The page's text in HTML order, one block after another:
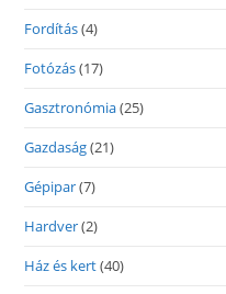
Fordítás(4)
Fotózás(17)
Gasztronómia(25)
Gazdaság(21)
Gépipar(7)
Hardver(2)
Ház és kert(40)